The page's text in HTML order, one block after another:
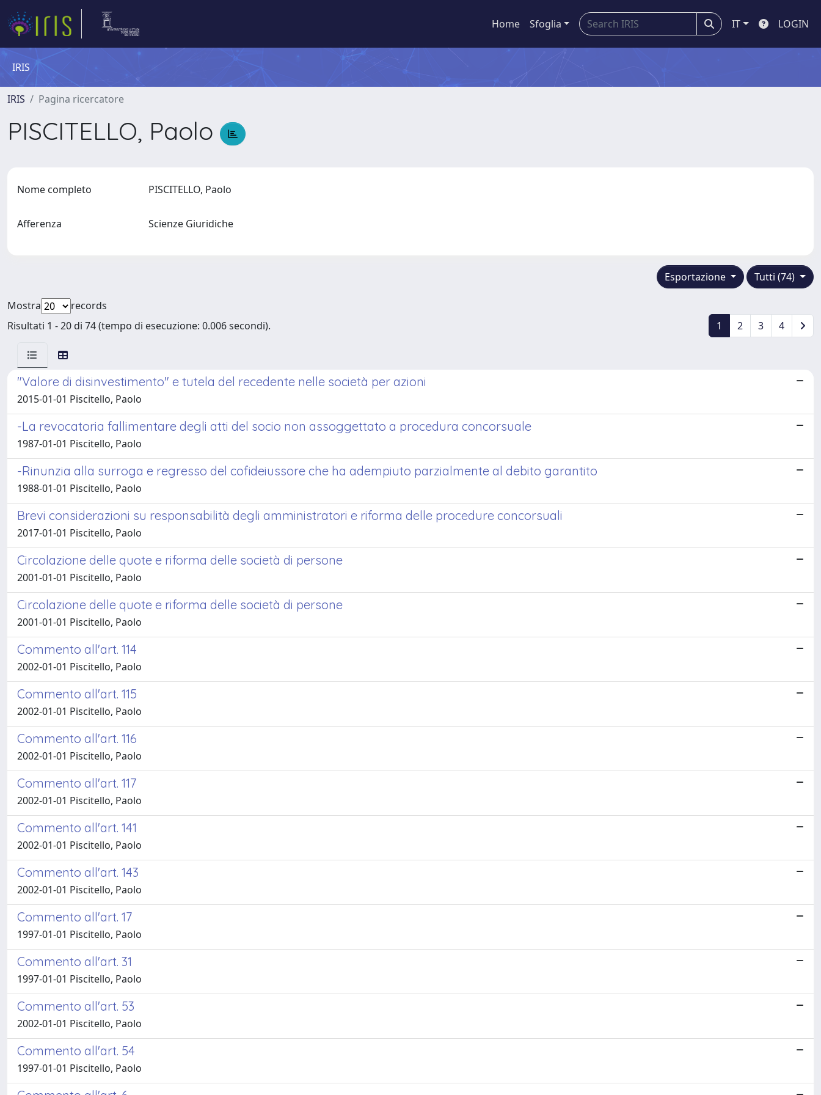
Home Sfoglia IT LOGIN
IRIS
IRIS Pagina ricercatore
PISCITELLO, Paolo
Nome completo PISCITELLO, Paolo
Afferenza Scienze Giuridiche
Tutti (74)
Esportazione
Mostra
records
Risultati 1 - 20 di 74 (tempo di esecuzione: 0.006 secondi).
1 2 3 4
"Valore di disinvestimento" e tutela del recedente nelle società per azioni
2015-01-01 Piscitello, Paolo
-La revocatoria fallimentare degli atti del socio non assoggettato a procedura concorsuale
1987-01-01 Piscitello, Paolo
-Rinunzia alla surroga e regresso del cofideiussore che ha adempiuto parzialmente al debito garantito
1988-01-01 Piscitello, Paolo
Brevi considerazioni su responsabilità degli amministratori e riforma delle procedure concorsuali
2017-01-01 Piscitello, Paolo
Circolazione delle quote e riforma delle società di persone
2001-01-01 Piscitello, Paolo
Circolazione delle quote e riforma delle società di persone
2001-01-01 Piscitello, Paolo
Commento all'art. 114
2002-01-01 Piscitello, Paolo
Commento all'art. 115
2002-01-01 Piscitello, Paolo
Commento all'art. 116
2002-01-01 Piscitello, Paolo
Commento all'art. 117
2002-01-01 Piscitello, Paolo
Commento all'art. 141
2002-01-01 Piscitello, Paolo
Commento all'art. 143
2002-01-01 Piscitello, Paolo
Commento all'art. 17
1997-01-01 Piscitello, Paolo
Commento all'art. 31
1997-01-01 Piscitello, Paolo
Commento all'art. 53
2002-01-01 Piscitello, Paolo
Commento all'art. 54
1997-01-01 Piscitello, Paolo